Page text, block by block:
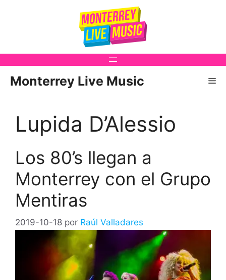
Monterrey Live Music
Lupida D’Alessio
Los 80’s llegan a
Monterrey con el Grupo
Mentiras
2019-10-18 por Raúl Valladares